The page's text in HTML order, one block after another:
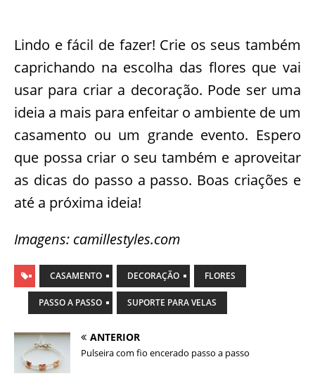
Lindo e fácil de fazer! Crie os seus também
caprichando na escolha das flores que vai
usar para criar a decoração. Pode ser uma
ideia a mais para enfeitar o ambiente de um
casamento ou um grande evento. Espero
que possa criar o seu também e aproveitar
as dicas do passo a passo. Boas criações e
até a próxima ideia!
Imagens: camillestyles.com
CASAMENTO DECORAÇÃO FLORES
PASSO A PASSO SUPORTE PARA VELAS
ANTERIOR
Pulseira com fio encerado passo a passo